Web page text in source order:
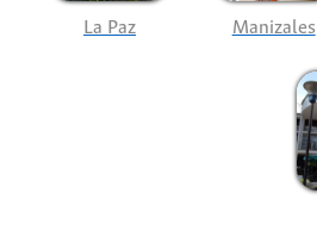
La Paz Manizales